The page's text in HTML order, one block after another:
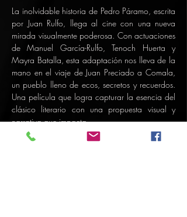
La inolvidable historia de Pedro Páramo, escrita
por Juan Rulfo, llega al cine con una nueva
mirada visualmente poderosa. Con actuaciones
de Manuel García-Rulfo, Tenoch Huerta y
Mayra Batalla, esta adaptación nos lleva de la
mano en el viaje de Juan Preciado a Comala,
un pueblo lleno de ecos, secretos y recuerdos.
Una película que logra capturar la esencia del
clásico literario con una propuesta visual y
narrativa que impacta.